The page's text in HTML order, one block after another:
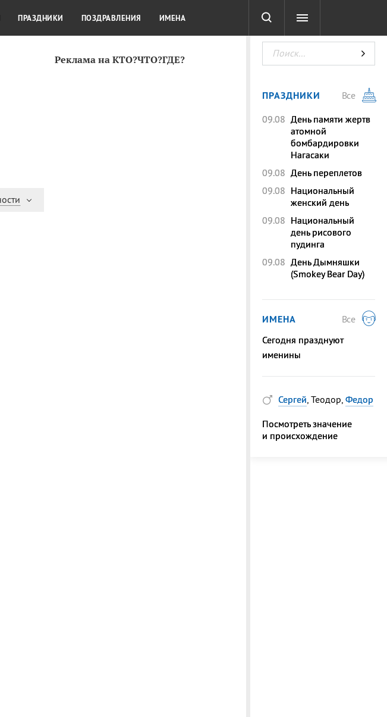
Реклама на КТО?ЧТО?ГДЕ?
КУЛЬТУРА КРАСОТА ТЕСТЫ
ПРАЗДНИКИ ПОЗДРАВЛЕНИЯ ИМЕНА
ПРАЗДНИКИ
Все
09.08 День памяти жертв
атомной
бомбардировки
Нагасаки
09.08 День переплетов
09.08 Национальный
женский день
09.08 Национальный
день рисового
пудинга
09.08 День Дымняшки
(Smokey Bear Day)
ИМЕНА
Все
Сегодня празднуют
именины
Сергей, Теодор, Федор
Посмотреть значение
и происхождение